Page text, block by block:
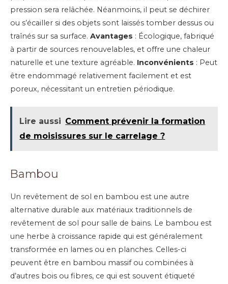
pression sera relâchée. Néanmoins, il peut se déchirer
ou s’écailler si des objets sont laissés tomber dessus ou
traînés sur sa surface. Avantages : Écologique, fabriqué
à partir de sources renouvelables, et offre une chaleur
naturelle et une texture agréable. Inconvénients : Peut
être endommagé relativement facilement et est
poreux, nécessitant un entretien périodique.
Lire aussi Comment prévenir la formation
de moisissures sur le carrelage ?
Bambou
Un revêtement de sol en bambou est une autre
alternative durable aux matériaux traditionnels de
revêtement de sol pour salle de bains. Le bambou est
une herbe à croissance rapide qui est généralement
transformée en lames ou en planches. Celles-ci
peuvent être en bambou massif ou combinées à
d’autres bois ou fibres, ce qui est souvent étiqueté